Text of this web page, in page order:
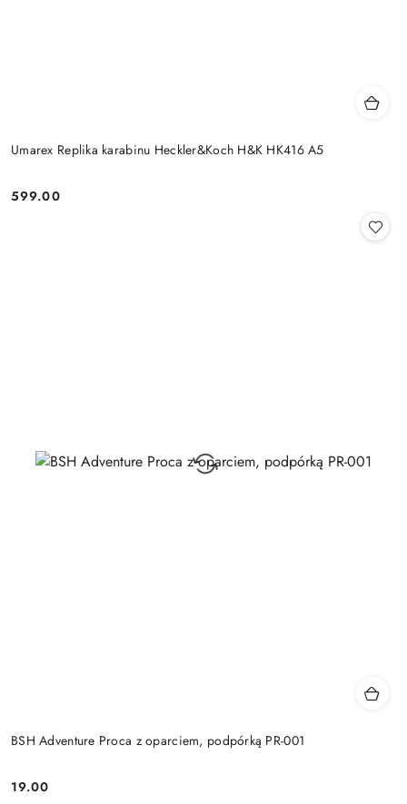
Umarex Replika karabinu Heckler&Koch H&K HK416 A5
Cena:
599.00
BSH Adventure Proca z oparciem, podpórką PR-001
Cena:
19.00